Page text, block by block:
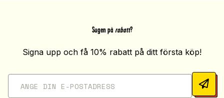
Sugen på rabatt?
Signa upp och få 10% rabatt på ditt första köp!